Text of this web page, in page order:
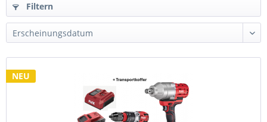
Filtern
NEU